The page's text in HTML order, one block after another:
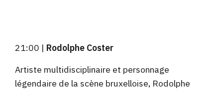
21:00 | Rodolphe Coster
Artiste multidisciplinaire et personnage
légendaire de la scène bruxelloise, Rodolphe